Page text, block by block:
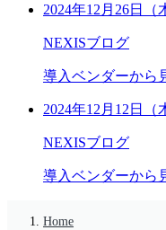
2024年12月26日（
NEXISブログ
導入ベンダーから
2024年12月12日（
NEXISブログ
導入ベンダーから
Home